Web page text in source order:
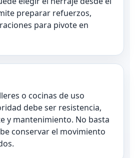
preparar refuerzos,
para pivote en
o cocinas de uso
debe ser resistencia,
y mantenimiento. No basta
conservar el movimiento